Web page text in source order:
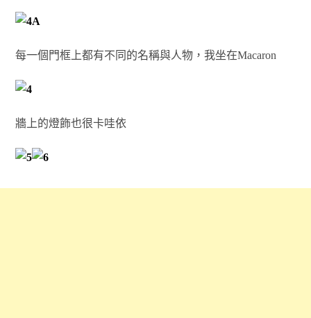
每一個門框上都有不同的名稱與人物，我坐在Macaron
牆上的燈飾也很卡哇依